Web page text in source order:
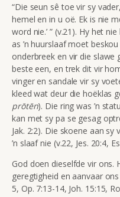
“Die seun sê toe vir sy
hemel en in u oë. Ek is nie
word nie.’ ” (v.21). Hy het
as ’n huurslaaf moet
onderbreek en vir die slawe
beste een, en trek dit vir
vinger en sandale vir sy
kleed wat deur die hoëklas
prōtēn). Die ring was ’n
kan met sy pa se gesag
Jak. 2:2). Die skoene aan sy
’n slaaf nie (v.22, Jes. 20:4,
God doen dieselfde vir ons.
geregtigheid en aanvaar
5, Op. 7:13-14, Joh. 15:15,